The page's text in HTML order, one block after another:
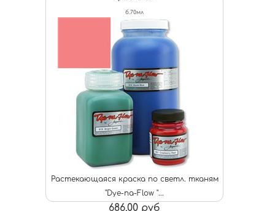
б.70мл
Растекающаяся краска по светл. тканям
"Dye-na-Flow "...
686,00 руб